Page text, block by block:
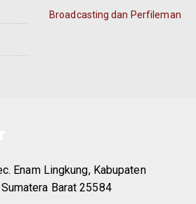
Broadcasting dan Perfileman
Enam Lingkung, Kabupaten
Barat 25584